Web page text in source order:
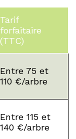
Tarif
forfaitaire
(TTC)
Entre 75 et
110 €/arbre
Entre 115 et
140 €/arbre